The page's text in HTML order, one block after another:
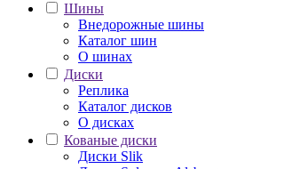
Шины
Внедорожные шины
Каталог шин
О шинах
Диски
Реплика
Каталог дисков
О дисках
Кованые диски
Диски Slik